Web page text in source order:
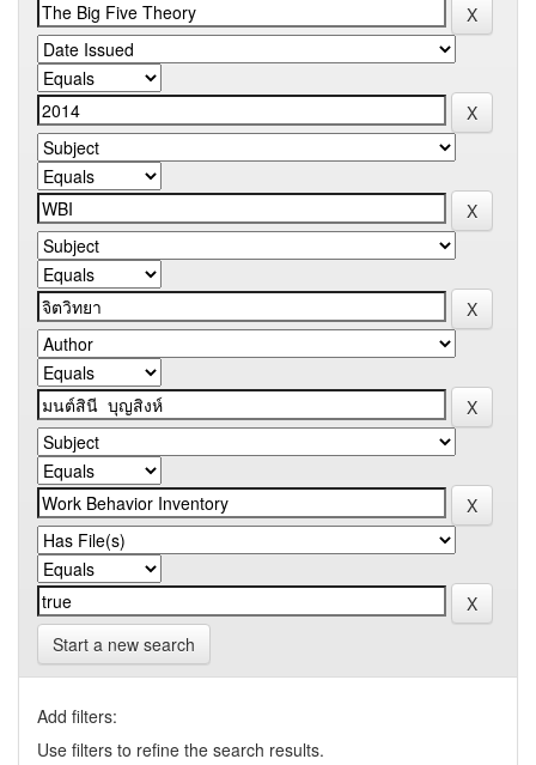
Start a new search
Add filters:
Use filters to refine the search results.